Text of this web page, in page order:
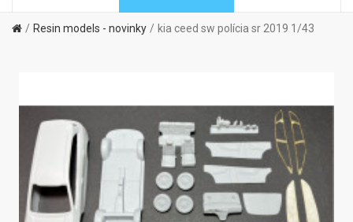
Resin models - novinky kia ceed sw polícia sr 2019 1/43